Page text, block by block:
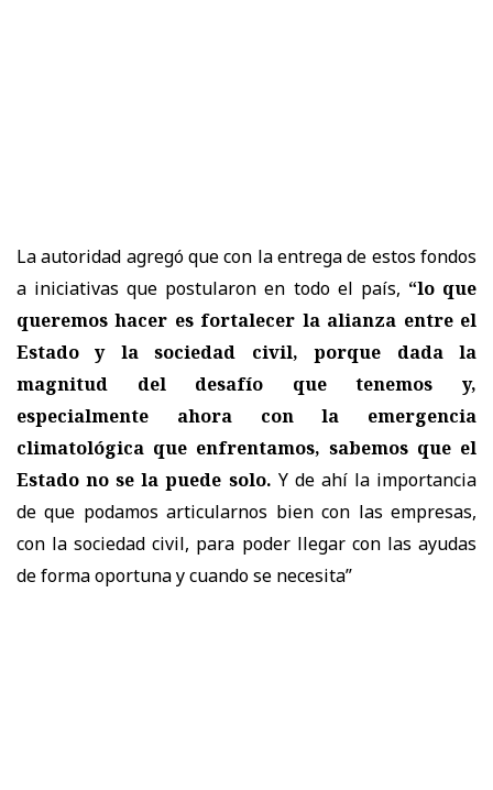
La autoridad agregó que con la entrega de estos fondos
a iniciativas que postularon en todo el país, “lo que
queremos hacer es fortalecer la alianza entre el
Estado y la sociedad civil, porque dada la
magnitud del desafío que tenemos y,
especialmente ahora con la emergencia
climatológica que enfrentamos, sabemos que el
Estado no se la puede solo. Y de ahí la importancia
de que podamos articularnos bien con las empresas,
con la sociedad civil, para poder llegar con las ayudas
de forma oportuna y cuando se necesita”